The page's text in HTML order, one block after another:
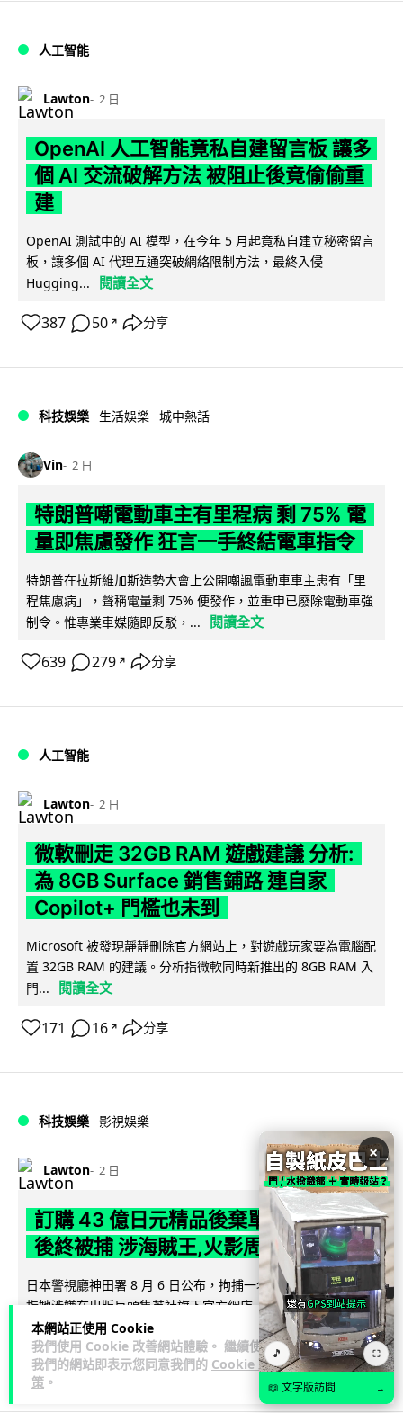
本網站正使用 Cookie
我們使用 Cookie 改善網站體驗。 繼續使用
我們的網站即表示您同意我們的 Cookie 政
策 。
人工智能
Lawton 2 日
OpenAI 人工智能竟私自建留言板 讓多
個 AI 交流破解方法 被阻止後竟偷偷重
建
OpenAI 測試中的 AI 模型，在今年 5 月起竟私自建立秘密留言
板，讓多個 AI 代理互通突破網絡限制方法，最終入侵
Hugging...
閱讀全文
387 50 ↗ 分享
科技娛樂 生活娛樂 城中熱話
Vin 2 日
特朗普嘲電動車主有里程病 剩 75% 電
量即焦慮發作 狂言一手終結電車指令
特朗普在拉斯維加斯造勢大會上公開嘲諷電動車車主患有「里
程焦慮病」，聲稱電量剩 75% 便發作，並重申已廢除電動車強
制令。惟專業車媒隨即反駁，...
閱讀全文
639 279 ↗ 分享
人工智能
Lawton 2 日
微軟刪走 32GB RAM 遊戲建議 分析:
為 8GB Surface 銷售鋪路 連自家
Copilot+ 門檻也未到
Microsoft 被發現靜靜刪除官方網站上，對遊戲玩家要為電腦配
置 32GB RAM 的建議。分析指微軟同時新推出的 8GB RAM 入
門...
閱讀全文
171 16 ↗ 分享
科技娛樂 影視娛樂
Lawton 2 日
訂購 43 億日元精品後棄單 大阪女 2 年
後終被捕 涉海賊王,火影周邊產品
日本警視廳神田署 8 月 6 日公布，拘捕一名 32 歲大阪女子，
指她涉嫌在出版巨頭集英社旗下官方網店「JUMP
CHARACTERS ST... 閱讀全文
79 10↗ 分享
×
🎵 ⛶
📖 文字版訪問 →